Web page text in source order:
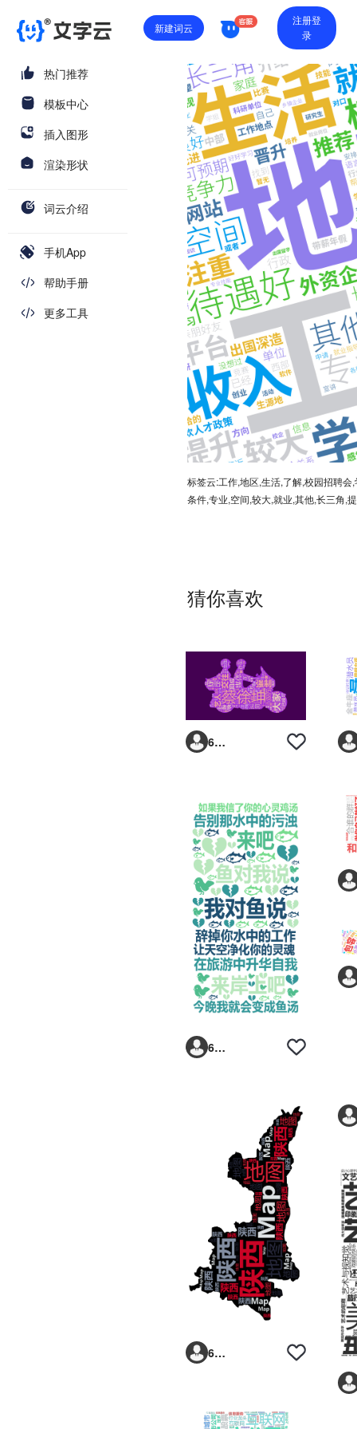
新建词云
注册登
录
热门推荐
模板中心
插入图形
渲染形状
词云介绍
手机App
帮助手册
更多工具
标签云:工作,地区,生活,了解,校园招聘
条件,专业,空间,较大,就业,其他,长三角,
猜你喜欢
6293vp
6293vp
6293vp